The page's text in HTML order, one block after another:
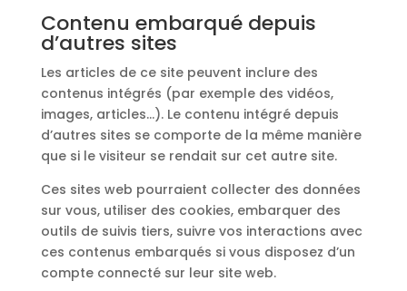
Contenu embarqué depuis
d’autres sites
Les articles de ce site peuvent inclure des
contenus intégrés (par exemple des vidéos,
images, articles…). Le contenu intégré depuis
d’autres sites se comporte de la même manière
que si le visiteur se rendait sur cet autre site.
Ces sites web pourraient collecter des données
sur vous, utiliser des cookies, embarquer des
outils de suivis tiers, suivre vos interactions avec
ces contenus embarqués si vous disposez d’un
compte connecté sur leur site web.